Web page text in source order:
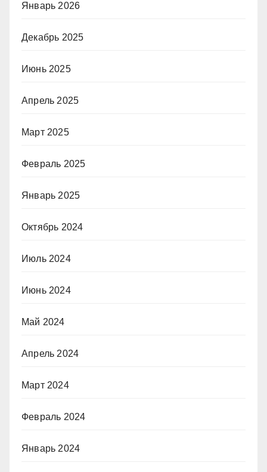
Январь 2026
Декабрь 2025
Июнь 2025
Апрель 2025
Март 2025
Февраль 2025
Январь 2025
Октябрь 2024
Июль 2024
Июнь 2024
Май 2024
Апрель 2024
Март 2024
Февраль 2024
Январь 2024